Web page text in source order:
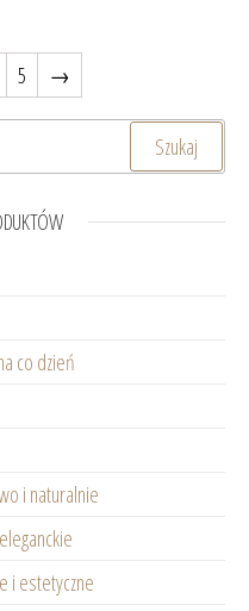
5 →
Szukaj
co dzień
i naturalnie
i estetyczne